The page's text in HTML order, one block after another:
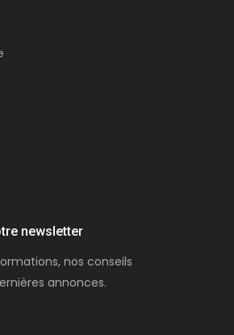
newsletter
nos conseils
annonces.